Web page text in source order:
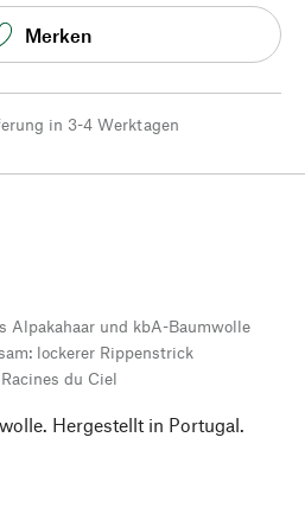
Merken
in 3-4 Werktagen
Alpakahaar und kbA-Baumwolle
lockerer Rippenstrick
du Ciel
Hergestellt in Portugal.